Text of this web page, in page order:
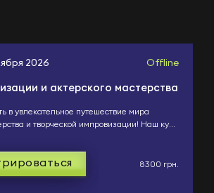
2026 Offline
и актерского мастерства
в увлекательное путешествие мира
и творческой импровизации! Наш курс
8300 грн.